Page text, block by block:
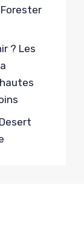
Forester
? Les